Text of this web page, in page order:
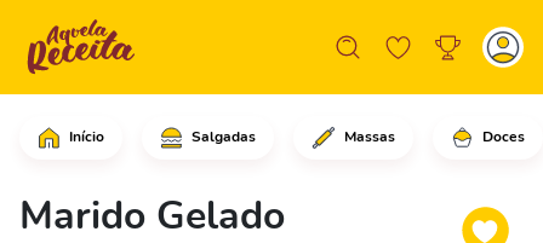
Início Salgadas Massas Doces
Marido Gelado
Em uma panela, coloque o leite